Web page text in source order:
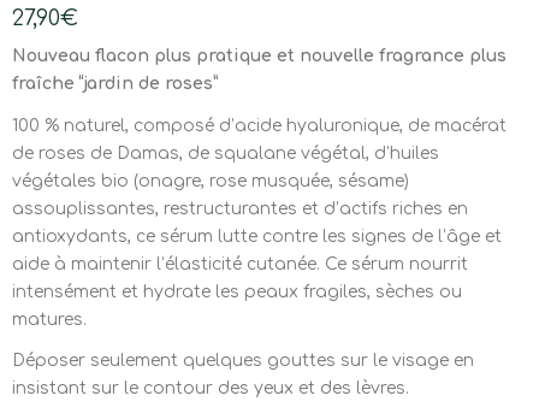
5 basé sur
notations
27,90€
Nouveau flacon plus pratique et nouvelle fragrance plus
fraîche “jardin de roses”
100 % naturel, composé d’acide hyaluronique, de macérat
de roses de Damas, de squalane végétal, d’huiles
végétales bio (onagre, rose musquée, sésame)
assouplissantes, restructurantes et d’actifs riches en
antioxydants, ce sérum lutte contre les signes de l’âge et
aide à maintenir l’élasticité cutanée. Ce sérum nourrit
intensément et hydrate les peaux fragiles, sèches ou
matures.
Déposer seulement quelques gouttes sur le visage en
insistant sur le contour des yeux et des lèvres.